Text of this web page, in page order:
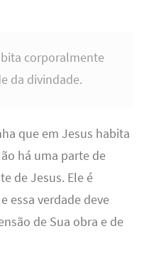
corporalmente
da divindade.
que em Jesus habita
há uma parte de
de Jesus. Ele é
essa verdade deve
de Sua obra e de